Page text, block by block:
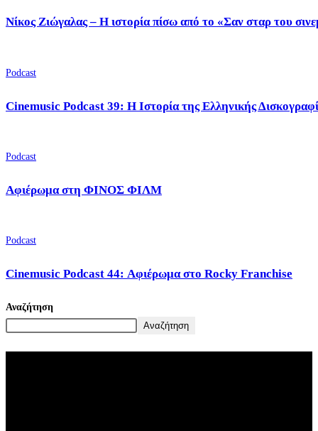
Νίκος Ζιώγαλας – Η ιστορία πίσω από το «Σαν σταρ του
Podcast
Cinemusic Podcast 39: Η Ιστορία της Ελληνικής
Podcast
Αφιέρωμα στη ΦΙΝΟΣ ΦΙΛΜ
Podcast
Cinemusic Podcast 44: Αφιέρωμα στο Rocky Franchise
Αναζήτηση
Αναζήτηση